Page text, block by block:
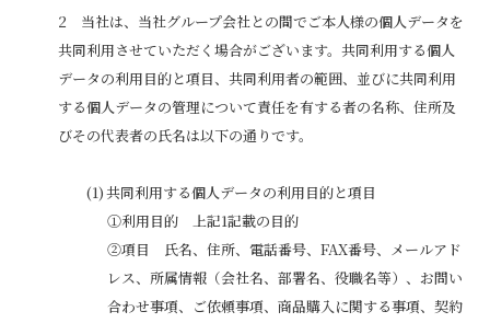
当社は、当社グループ会社との間でご本人様の個人データを
共同利用させていただく場合がございます。共同利用する個人
データの利用目的と項目、共同利用者の範囲、並びに共同利用
する個人データの管理について責任を有する者の名称、住所及
びその代表者の氏名は以下の通りです。
共同利用する個人データの利用目的と項目
①利用目的 上記1記載の目的
②項目 氏名、住所、電話番号、FAX番号、メールアド
レス、所属情報（会社名、部署名、役職名等）、お問い
合わせ事項、ご依頼事項、商品購入に関する事項、契約